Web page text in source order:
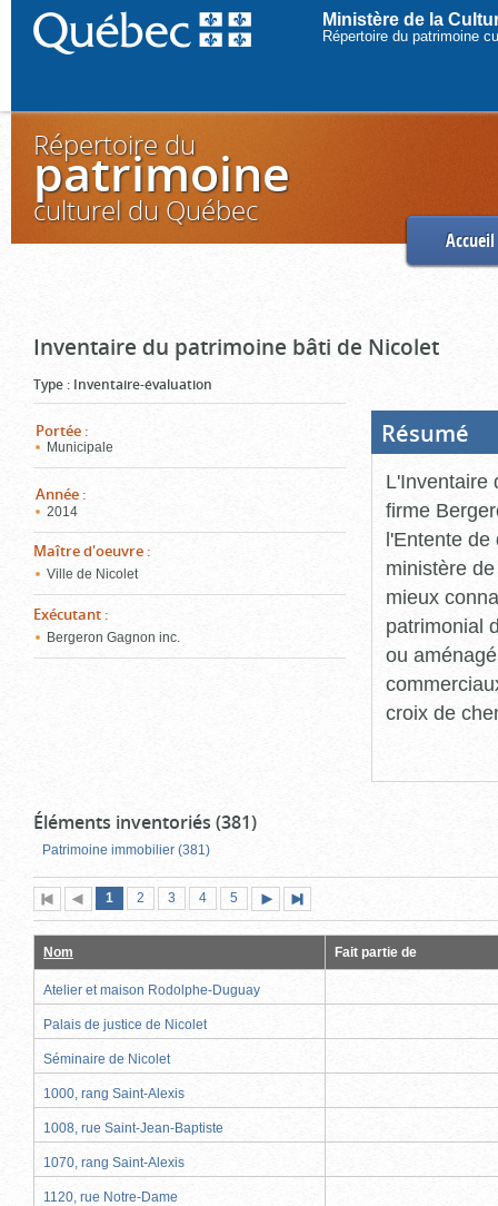
Ministère de la
Répertoire du patrimoine
Répertoire du
patrimoine
culturel du Québec
Accueil
Inventaire du patrimoine bâti de Nicolet
Type : Inventaire-évaluation
Portée :
Municipale
Année :
2014
Maître d'oeuvre :
Ville de Nicolet
Exécutant :
Bergeron Gagnon inc.
Résumé
L'Inventaire
firme
l'Entente de
ministère
mieux
patrimonial
ou
croix de
Éléments inventoriés (381)
Patrimoine immobilier (381)
Première
page
Page
précédente
Page
1 (page
actuelle)
Page
2 Page
3 Page
4 Page
5
suivante
page
Nom Fait partie de
Atelier et maison Rodolphe-Duguay
Palais de justice de Nicolet
Séminaire de Nicolet
1000, rang Saint-Alexis
1008, rue Saint-Jean-Baptiste
1070, rang Saint-Alexis
1120, rue Notre-Dame